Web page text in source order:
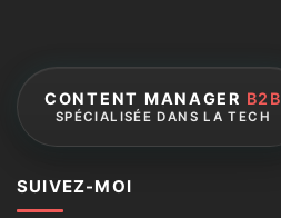
CONTENT MANAGER B2B
SPÉCIALISÉE DANS LA TECH
SUIVEZ-MOI